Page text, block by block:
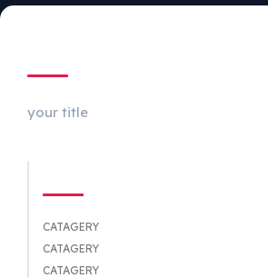
your title
CATAGERY
CATAGERY
CATAGERY